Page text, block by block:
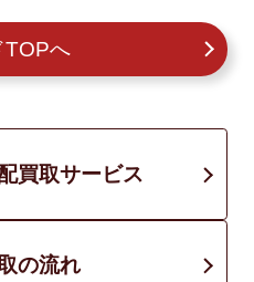
TOPへ
買取サービス
の流れ